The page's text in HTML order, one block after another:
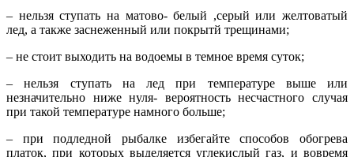
– нельзя ступать на матово- белый ,серый или желтоватый
лед, а также заснеженный или покрытй трещинами;
– не стоит выходить на водоемы в темное время суток;
– нельзя ступать на лед при температуре выше или
незначительно ниже нуля- вероятность несчастного случая
при такой температуре намного больше;
– при подледной рыбалке избегайте способов обогрева
платок, при которых выделяется углекислый газ, и вовремя